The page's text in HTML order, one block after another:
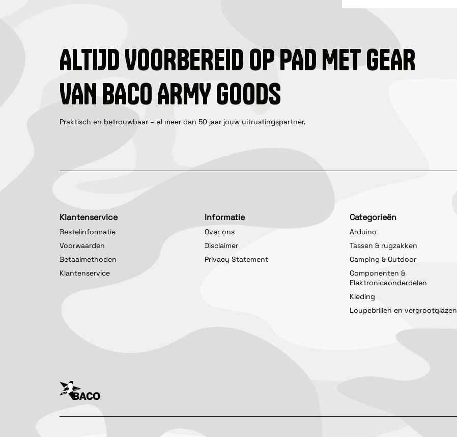
ALTIJD VOORBEREID OP PAD MET GEAR
VAN BACO ARMY GOODS
Praktisch en betrouwbaar – al meer dan 50 jaar jouw uitrustingspartner.
Klantenservice
Bestelinformatie
Voorwaarden
Betaalmethoden
Klantenservice
Informatie
Over ons
Disclaimer
Privacy Statement
Categorieën
Arduino
Tassen & rugzakken
Camping & Outdoor
Componenten &
Elektronicaonderdelen
Kleding
Loupebrillen en vergrootglazen